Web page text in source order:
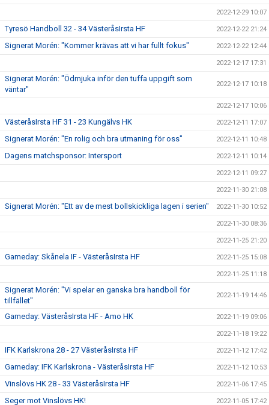
2022-12-29 10:07
Tyresö Handboll 32 - 34 VästeråsIrsta HF 2022-12-22 21:24
Signerat Morén: "Kommer krävas att vi har fullt fokus" 2022-12-22 12:44
2022-12-17 17:31
Signerat Morén: "Ödmjuka inför den tuffa uppgift som
väntar"
2022-12-17 10:18
2022-12-17 10:06
VästeråsIrsta HF 31 - 23 Kungälvs HK 2022-12-11 17:07
Signerat Morén: "En rolig och bra utmaning för oss" 2022-12-11 10:48
Dagens matchsponsor: Intersport 2022-12-11 10:14
2022-12-11 09:27
2022-11-30 21:08
Signerat Morén: "Ett av de mest bollskickliga lagen i serien" 2022-11-30 10:52
2022-11-30 08:36
2022-11-25 21:20
Gameday: Skånela IF - VästeråsIrsta HF 2022-11-25 15:08
2022-11-25 11:18
Signerat Morén: "Vi spelar en ganska bra handboll för
tillfället"
2022-11-19 14:46
Gameday: VästeråsIrsta HF - Amo HK 2022-11-19 09:06
2022-11-18 19:22
IFK Karlskrona 28 - 27 VästeråsIrsta HF 2022-11-12 17:42
Gameday: IFK Karlskrona - VästeråsIrsta HF 2022-11-12 10:53
Vinslövs HK 28 - 33 VästeråsIrsta HF 2022-11-06 17:45
Seger mot Vinslövs HK! 2022-11-05 17:42